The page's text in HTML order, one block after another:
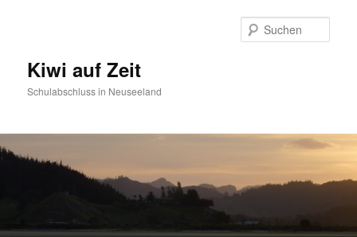
Kiwi auf Zeit
Schulabschluss in Neuseeland